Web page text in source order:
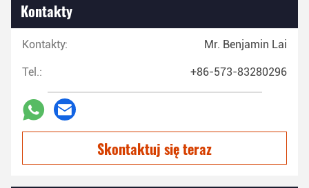
Kontakty
Kontakty: Mr. Benjamin Lai
Tel.: +86-573-83280296
Skontaktuj się teraz